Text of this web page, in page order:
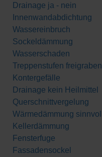
Drainage ja - nein
Innenwandabdichtung
Wassereinbruch
Sockeldämmung
Wasserschaden
Treppenstufen freigraben
Kontergefälle
Drainage kein Heilmittel
Querschnittvergelung
Wärmedämmung sinnvoll
Kellerdämmung
Fensterfuge
Fassadensockel